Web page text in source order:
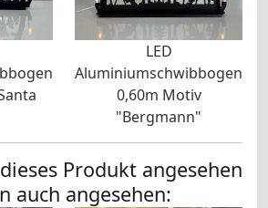
LED
Aluminiumschwibbogen
0,60m Motiv
"Bergmann"
Produkt angesehen
auch angesehen: